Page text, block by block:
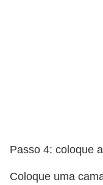
Passo 4: coloque
Coloque uma